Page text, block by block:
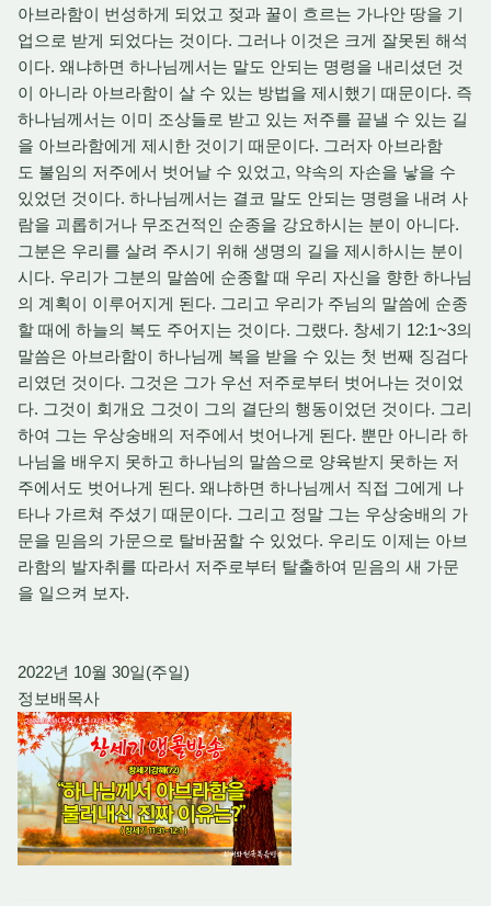
아브라함이 번성하게 되었고 젖과 꿀이 흐르는 가나안 땅을 기
업으로 받게 되었다는 것이다. 그러나 이것은 크게 잘못된 해석
이다. 왜냐하면 하나님께서는 말도 안되는 명령을 내리셨던 것
이 아니라 아브라함이 살 수 있는 방법을 제시했기 때문이다. 즉
하나님께서는 이미 조상들로 받고 있는 저주를 끝낼 수 있는 길
을 아브라함에게 제시한 것이기 때문이다. 그러자 아브라함
도 불임의 저주에서 벗어날 수 있었고, 약속의 자손을 낳을 수
있었던 것이다. 하나님께서는 결코 말도 안되는 명령을 내려 사
람을 괴롭히거나 무조건적인 순종을 강요하시는 분이 아니다.
그분은 우리를 살려 주시기 위해 생명의 길을 제시하시는 분이
시다. 우리가 그분의 말씀에 순종할 때 우리 자신을 향한 하나님
의 계획이 이루어지게 된다. 그리고 우리가 주님의 말씀에 순종
할 때에 하늘의 복도 주어지는 것이다. 그랬다. 창세기 12:1~3의
말씀은 아브라함이 하나님께 복을 받을 수 있는 첫 번째 징검다
리였던 것이다. 그것은 그가 우선 저주로부터 벗어나는 것이었
다. 그것이 회개요 그것이 그의 결단의 행동이었던 것이다. 그리
하여 그는 우상숭배의 저주에서 벗어나게 된다. 뿐만 아니라 하
나님을 배우지 못하고 하나님의 말씀으로 양육받지 못하는 저
주에서도 벗어나게 된다. 왜냐하면 하나님께서 직접 그에게 나
타나 가르쳐 주셨기 때문이다. 그리고 정말 그는 우상숭배의 가
문을 믿음의 가문으로 탈바꿈할 수 있었다. 우리도 이제는 아브
라함의 발자취를 따라서 저주로부터 탈출하여 믿음의 새 가문
을 일으켜 보자.
2022년 10월 30일(주일)
정보배목사